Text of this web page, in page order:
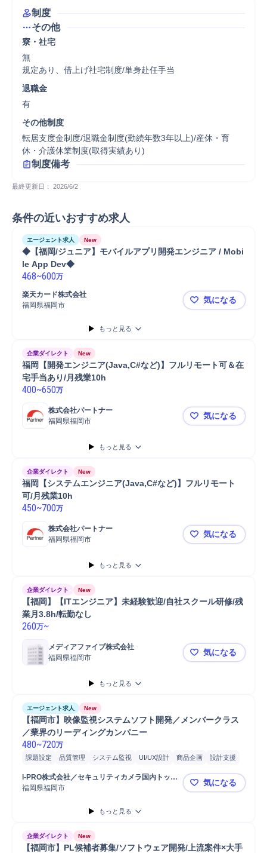
制度
その他
寮・社宅
無
規定あり、借上げ社宅制度/単身赴任手当
退職金
有
その他制度
転居支度金制度/退職金制度(勤続年数3年以上)/産休・育
休・介護休業制度(取得実績あり)
制度備考
最終更新日： 2026/6/2
条件の近いおすすめ求人
エージェント求人 New
◆【福岡/ジュニア】モバイルアプリ開発エンジニア / Mobi
le App Dev◆
468~600万
楽天カード株式会社
福岡県福岡市
◆【福岡/ジ
気になる
もっと見る
企業ダイレクト New
福岡【開発エンジニア(Java,C#など)】フルリモート可＆在
宅手当あり/月残業10h
400~650万
株式会社パートナー
福岡県福岡市
福岡【開発
気になる
もっと見る
企業ダイレクト New
福岡【システムエンジニア(Java,C#など)】フルリモート
可/月残業10h
450~700万
株式会社パートナー
福岡県福岡市
福岡【シス
気になる
もっと見る
企業ダイレクト New
【福岡】【ITエンジニア】未経験歓迎/自社スクール研修/残
業月3.8h/転勤なし
260万~
メディアファイブ株式会社
福岡県福岡市
【福岡】【
気になる
もっと見る
エージェント求人 New
【福岡市】映像監視システムソフト開発／メンバークラス
480~720万
課題設定 品質管理 システム監視 UI/UX設計 商品企画
設計支援
UI設計
プロジェクトリーダー ネットワーク
開発
品質保証
監視システム
画像処理 データベース
JavaScript
ソフトウェアエンジニアリング
アプリ製作
i-PRO株式会社／セキュリティカメラ国内トップ
シェアメーカー／医療用カメラモジュールで世界
福岡県福岡市 【福岡市】
気になる
もっと見る
企業ダイレクト New
【福岡市】PL候補者募集/ソフトウェア開発/上流案件×大手